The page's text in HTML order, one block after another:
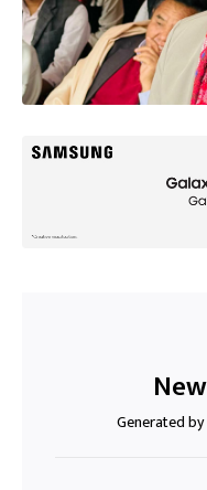
Generated